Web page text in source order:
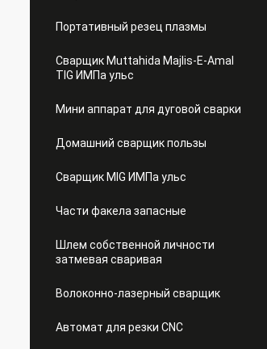
Портативный резец плазмы
Сварщик Muttahida Majlis-E-Amal
TIG ИМПа ульс
Мини аппарат для дуговой сварки
Домашний сварщик пользы
Сварщик MIG ИМПа ульс
Части факела запасные
Шлем собственной личности
затмевая сваривая
Волоконно-лазерный сварщик
Автомат для резки CNC